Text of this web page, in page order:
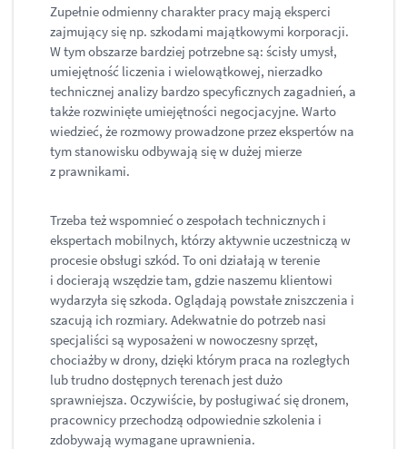
Zupełnie odmienny charakter pracy mają eksperci
zajmujący się np. szkodami majątkowymi korporacji.
W tym obszarze bardziej potrzebne są: ścisły umysł,
umiejętność liczenia i wielowątkowej, nierzadko
technicznej analizy bardzo specyficznych zagadnień, a
także rozwinięte umiejętności negocjacyjne. Warto
wiedzieć, że rozmowy prowadzone przez ekspertów na
tym stanowisku odbywają się w dużej mierze
z prawnikami.
Trzeba też wspomnieć o zespołach technicznych i
ekspertach mobilnych, którzy aktywnie uczestniczą w
procesie obsługi szkód. To oni działają w terenie
i docierają wszędzie tam, gdzie naszemu klientowi
wydarzyła się szkoda. Oglądają powstałe zniszczenia i
szacują ich rozmiary. Adekwatnie do potrzeb nasi
specjaliści są wyposażeni w nowoczesny sprzęt,
chociażby w drony, dzięki którym praca na rozległych
lub trudno dostępnych terenach jest dużo
sprawniejsza. Oczywiście, by posługiwać się dronem,
pracownicy przechodzą odpowiednie szkolenia i
zdobywają wymagane uprawnienia.